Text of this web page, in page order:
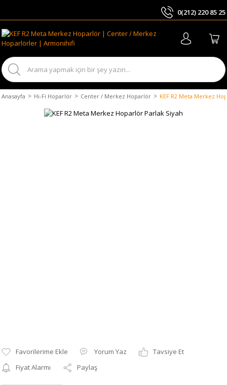
0(212) 220 85 25
Anasayfa Hi-Fi Hoparlör Center / Merkez Hoparlör KEF R2 Meta Merkez
Yorum Yaz
Tavsiye Et
Fiyat Alarmı
Paylaş